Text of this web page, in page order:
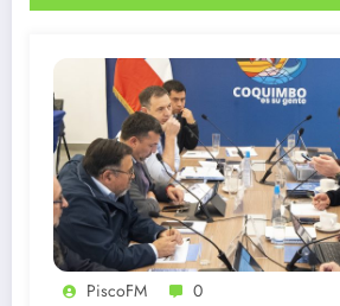
PiscoFM 0